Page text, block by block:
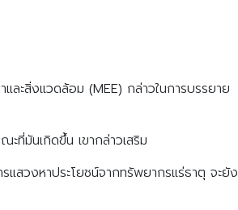
ะสิ่งแวดล้อม (MEE) กล่าวในการบรรยาย
ที่มันเกิดขึ้น เขากล่าวเสริม
สวงหาประโยชน์จากทรัพยากรแร่ธาตุ จะยัง